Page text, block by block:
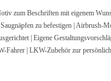
zum Beschriften mit eigenem
zu befestigen | Airbrush-
| Eigene
| LKW-Zubehör zur